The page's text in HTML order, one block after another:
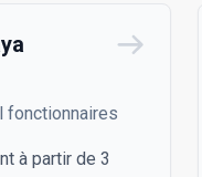
fonctionnaires
à partir de 3